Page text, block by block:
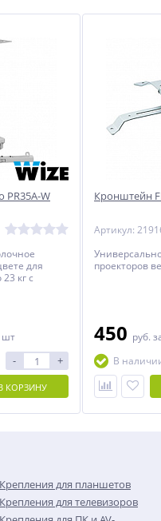
PR35A-W
для
кг c
шт
- +
КОРЗИНУ
Кронштейн
Артикул:
проекторов
450 руб.
В
Крепления для планшетов
Крепления для телевизоров